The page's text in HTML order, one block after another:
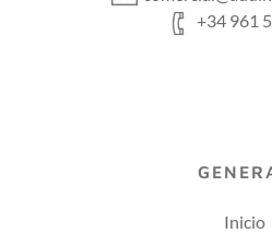
+34 961
Inicio